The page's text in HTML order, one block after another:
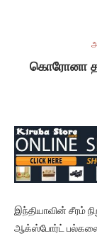
கொரோனா
இந்தியாவின் சீரம்
ஆக்ஸ்போர்ட்